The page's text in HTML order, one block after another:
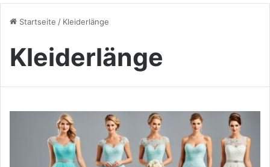
Startseite / Kleiderlänge
Kleiderlänge